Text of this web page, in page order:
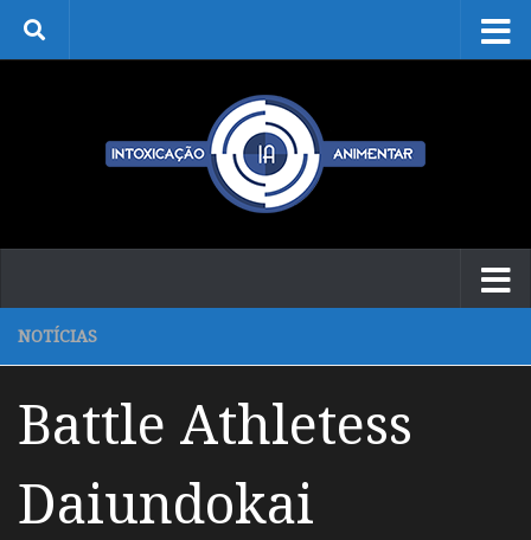
Skip to content
NOTÍCIAS
Battle Athletess
Daiundokai